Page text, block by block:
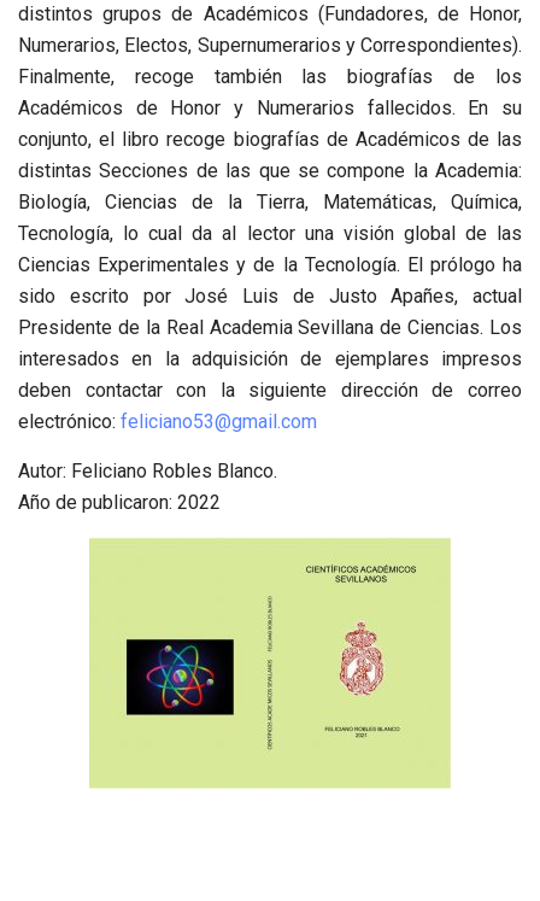
distintos grupos de Académicos (Fundadores, de Honor,
Numerarios, Electos, Supernumerarios y Correspondientes).
Finalmente, recoge también las biografías de los
Académicos de Honor y Numerarios fallecidos. En su
conjunto, el libro recoge biografías de Académicos de las
distintas Secciones de las que se compone la Academia:
Biología, Ciencias de la Tierra, Matemáticas, Química,
Tecnología, lo cual da al lector una visiónglobal de las
Ciencias Experimentales y de la Tecnología. El prólogoha
sido escrito por José Luis de Justo Apañes, actual
Presidente de la Real Academia Sevillana de Ciencias. Los
interesados en la adquisición de ejemplares impresos
deben contactarcon lasiguiente dirección de correo
electrónico: feliciano53@gmail.com
Autor: Feliciano Robles Blanco.
Año de publicaron: 2022